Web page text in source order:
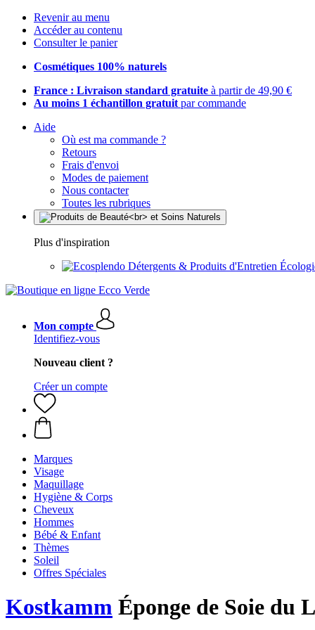
Revenir au menu
Accéder au contenu
Consulter le panier
Cosmétiques 100% naturels
France : Livraison standard gratuite à partir de 49,90 €
Au moins 1 échantillon gratuit par commande
Aide
Où est ma commande ?
Retours
Frais d'envoi
Modes de paiement
Nous contacter
Toutes les rubriques
Plus d'inspiration
Détergents & Produits d'Entretien
Mon compte
Identifiez-vous
Nouveau client ?
Créer un compte
Marques
Visage
Maquillage
Hygiène & Corps
Cheveux
Hommes
Bébé & Enfant
Thèmes
Soleil
Offres Spéciales
Kostkamm Éponge de Soie du